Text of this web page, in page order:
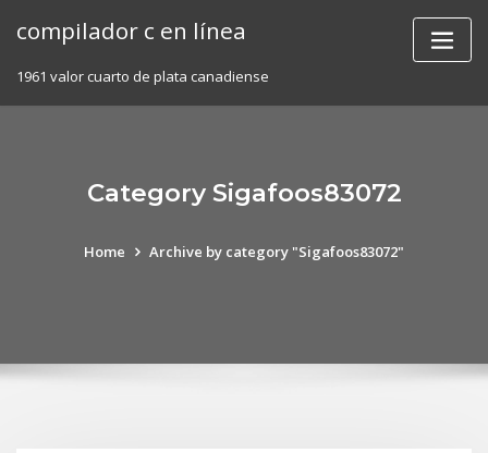
compilador c en línea
1961 valor cuarto de plata canadiense
Category Sigafoos83072
Home Archive by category "Sigafoos83072"